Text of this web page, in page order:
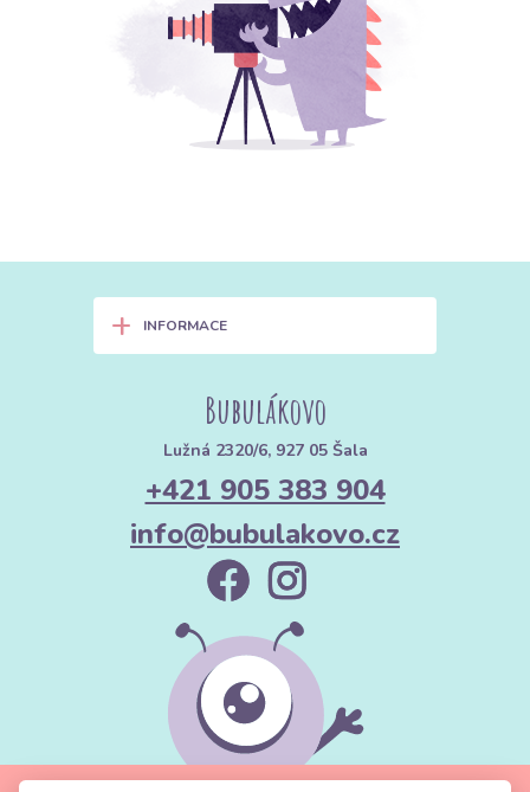
+ INFORMACE
Bubulákovo
Lužná 2320/6, 927 05 Šala
+421 905 383 904
info@bubulakovo.cz